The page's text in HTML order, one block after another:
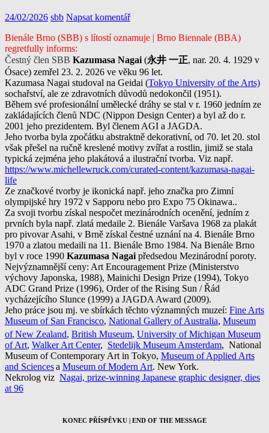
24/02/2026 sbb Napsat komentář
Bienále Brno (SBB) s lítostí oznamuje | Brno Biennale (BBA)
regretfully informs:
Čestný člen SBB Kazumasa Nagai (永井 一正, nar. 20. 4. 1929 v
Ósace) zemřel 23. 2. 2026 ve věku 96 let.
Kazumasa Nagai studoval na Geidai (Tokyo University of the Arts)
sochařství, ale ze zdravotních důvodů nedokončil (1951).
Během své profesionální umělecké dráhy se stal v r. 1960 jedním ze
zakládajících členů NDC (Nippon Design Center) a byl až do r.
2001 jeho prezidentem. Byl členem AGI a JAGDA.
Jeho tvorba byla zpočátku abstraktně dekorativní, od 70. let 20. stol
však přešel na ručně kreslené motivy zvířat a rostlin, jimiž se stala
typická zejména jeho plakátová a ilustrační tvorba. Viz např.
https://www.michellewruck.com/curated-content/kazumasa-nagai-
life
Ze značkové tvorby je ikonická např. jeho značka pro Zimní
olympijské hry 1972 v Sapporu nebo pro Expo 75 Okinawa..
Za svoji tvorbu získal nespočet mezinárodních ocenění, jedním z
prvních byla např. zlatá medaile 2. Bienále Varšava 1968 za plakát
pro pivovar Asahi, v Brně získal čestné uznání na 4. Bienále Brno
1970 a zlatou medaili na 11. Bienále Brno 1984. Na Bienále Brno
byl v roce 1990 Kazumasa Nagai předsedou Mezinárodní poroty.
Nejvýznamnější ceny: Art Encouragement Prize (Ministerstvo
výchovy Japonska, 1988), Mainichi Design Prize (1994), Tokyo
ADC Grand Prize (1996), Order of the Rising Sun / Řád
vycházejícího Slunce (1999) a JAGDA Award (2009).
Jeho práce jsou mj. ve sbírkách těchto významných muzeí: Fine Arts
Museum of San Francisco, National Gallery of Australia, Museum
of New Zealand, British Museum, University of Michigan Museum
of Art, Walker Art Center, Stedelijk Museum Amsterdam, National
Museum of Contemporary Art in Tokyo, Museum of Applied Arts
and Sciencesa Museum of Modern Art. New York.
Nekrolog viz Nagai, prize-winning Japanese graphic designer, dies
at 96
KONEC PŘÍSPĚVKU | END OF THE MESSAGE